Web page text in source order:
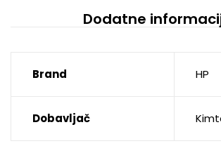
Dodatne
Brand HP
Dobavljač